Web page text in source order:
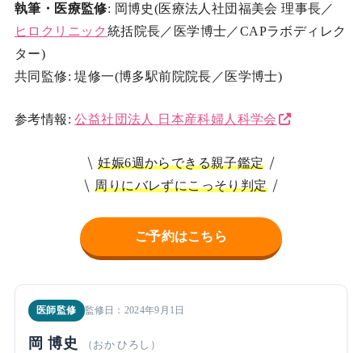
執筆・医療監修: 岡博史(医療法人社団福美会 理事長／
ヒロクリニック 統括院長／医学博士／CAPラボディレク
ター)
共同監修: 堤修一(博多駅前院院長／医学博士)
参考情報:公益社団法人 日本産科婦人科学会
妊娠6週からできる親子鑑定
周りにバレずにこっそり判定
ご予約はこちら
医師監修 監修日：2024年9月1日
岡 博史
（おか ひろし）